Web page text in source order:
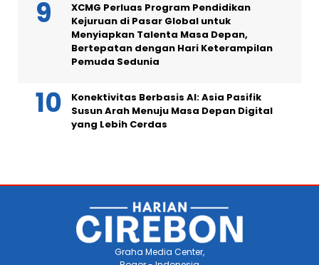
XCMG Perluas Program Pendidikan
Kejuruan di Pasar Global untuk
Menyiapkan Talenta Masa Depan,
Bertepatan dengan Hari Keterampilan
Pemuda Sedunia
Konektivitas Berbasis AI: Asia Pasifik
Susun Arah Menuju Masa Depan Digital
yang Lebih Cerdas
Graha Media Center,